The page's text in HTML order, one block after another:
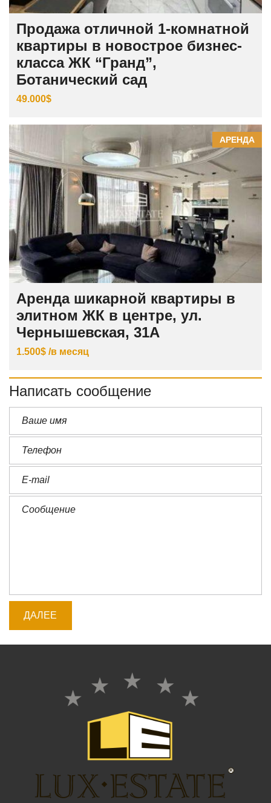
Продажа отличной 1-комнатной
квартиры в новострое бизнес-
класса ЖК “Гранд”,
Ботанический сад
49.000$
АРЕНДА
Аренда шикарной квартиры в
элитном ЖК в центре, ул.
Чернышевская, 31А
1.500$ /в месяц
Написать сообщение